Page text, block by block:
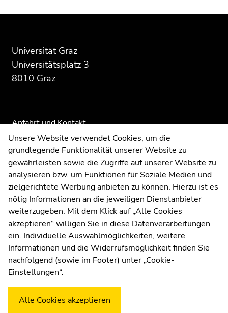
Zusatzinformationen:
Universität Graz
Universitätsplatz 3
8010 Graz
Anfahrt und Kontakt
Kommunikation und Öffentlichkeitsarbeit
Moodle
UNIGRAZonline
Impressum
Datenschutzerklärung
Cookie-Einstellungen
Barrierefreiheitserklärung
WetterstationUni Graz
Übersicht
Seitenbereiche
Übersicht
Seitenbereiche
Unsere Website verwendet Cookies, um die
grundlegende Funktionalität unserer Website zu
gewährleisten sowie die Zugriffe auf unserer Website zu
analysieren bzw. um Funktionen für Soziale Medien und
zielgerichtete Werbung anbieten zu können. Hierzu ist es
nötig Informationen an die jeweiligen Dienstanbieter
weiterzugeben. Mit dem Klick auf „Alle Cookies
akzeptieren“ willigen Sie in diese Datenverarbeitungen
ein. Individuelle Auswahlmöglichkeiten, weitere
Informationen und die Widerrufsmöglichkeit finden Sie
nachfolgend (sowie im Footer) unter „Cookie-
Einstellungen“.
Alle Cookies akzeptieren